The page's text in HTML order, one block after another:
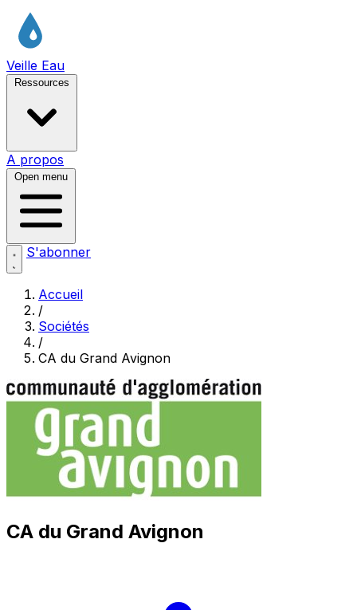
Veille Eau
Ressources
A propos
Open menu
S'abonner
Accueil
/
Sociétés
/
CA du Grand Avignon
CA du Grand Avignon